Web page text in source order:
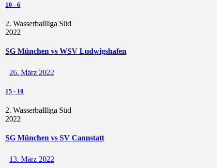
10 - 6
2. Wasserballliga Süd
2022
SG München vs WSV Ludwigshafen
26. März 2022
15 - 10
2. Wasserballliga Süd
2022
SG München vs SV Cannstatt
13. März 2022